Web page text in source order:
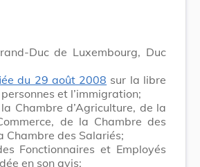
Duc de Luxembourg, Duc
du 29 août 2008 sur la libre
et l’immigration;
Chambre d’Agriculture, de la
de la Chambre des
Chambre des Salariés;
Fonctionnaires et Employés
en son avis;